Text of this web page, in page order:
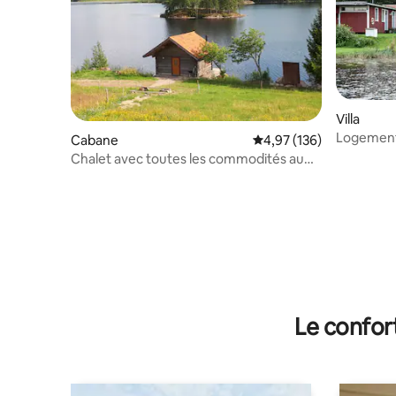
Cabane Évaluation moyenne
4,97 (136)
Chalet avec toutes les commodités au
Villa
Le